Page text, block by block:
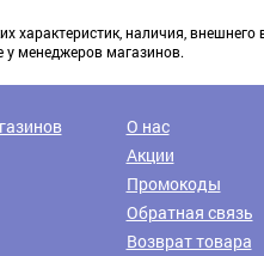
характеристик, наличия,
менеджеров магазинов.
О нас
Акции
Промокоды
Обратная связь
Возврат товара